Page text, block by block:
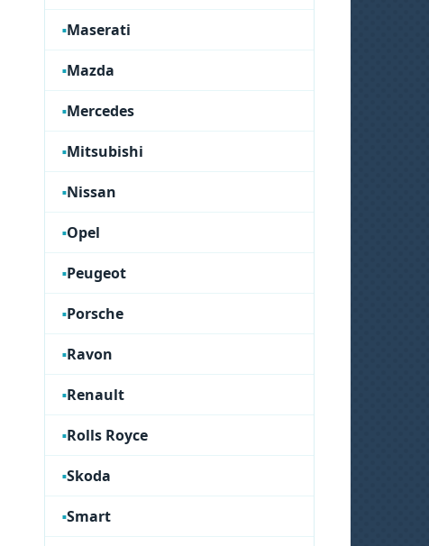
Maserati
Mazda
Mercedes
Mitsubishi
Nissan
Opel
Peugeot
Porsche
Ravon
Renault
Rolls Royce
Skoda
Smart